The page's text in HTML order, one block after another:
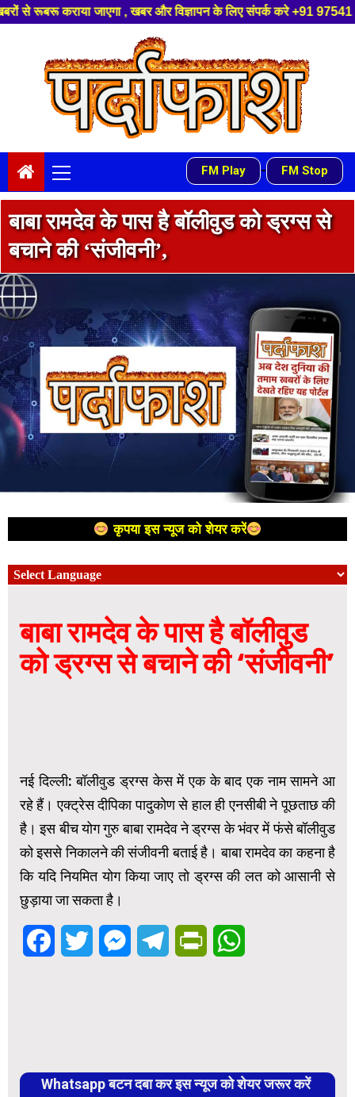
विज्ञापन के लिए संपर्क करे +91 97541 60816 ,हमारे यूट्यूब चैनल को
content
Menu
FM Play - FM Stop
बाबा रामदेव के पास है बॉलीवुड को ड्रग्स से
बचाने की ‘संजीवनी’,
कृपया इस न्यूज को शेयर करें
बाबा रामदेव के पास है बॉलीवुड
को ड्रग्स से बचाने की ‘संजीवनी’
नई दिल्ली: बॉलीवुड ड्रग्स केस में एक के बाद एक नाम सामने आ
रहे हैं। एक्ट्रेस दीपिका पादुकोण से हाल ही एनसीबी ने पूछताछ की
है। इस बीच योग गुरु बाबा रामदेव ने ड्रग्स के भंवर में फंसे बॉलीवुड
को इससे निकालने की संजीवनी बताई है। बाबा रामदेव का कहना है
कि यदि नियमित योग किया जाए तो ड्रग्स की लत को आसानी से
छुड़ाया जा सकता है।
FacebookTwitter MessengerTelegramPrintFriendly
Whatsapp बटन दबा कर इस न्यूज को शेयर जरूर करें